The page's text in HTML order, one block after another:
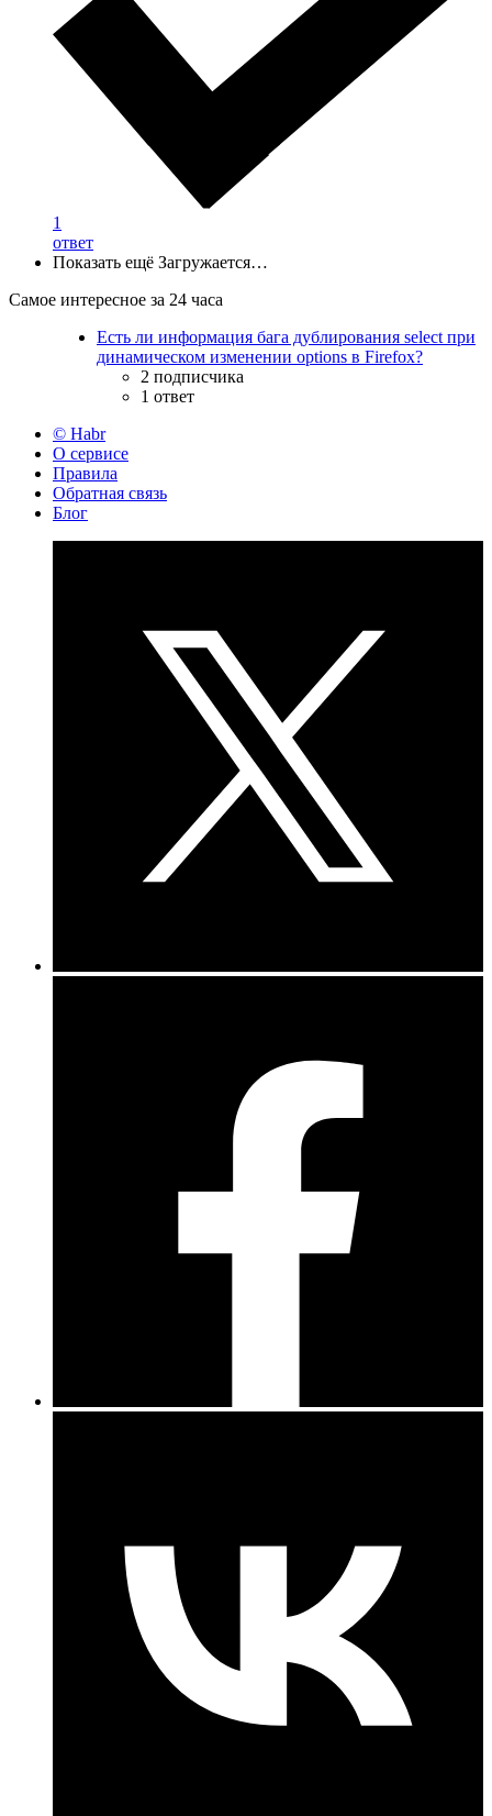
1
ответ
Показать ещё Загружается…
Самое интересное за 24 часа
Есть ли информация бага дублирования select при
динамическом изменении options в Firefox?
2 подписчика
1 ответ
© Habr
О сервисе
Правила
Обратная связь
Блог